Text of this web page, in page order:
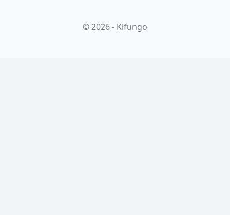
© 2026 - Kifungo